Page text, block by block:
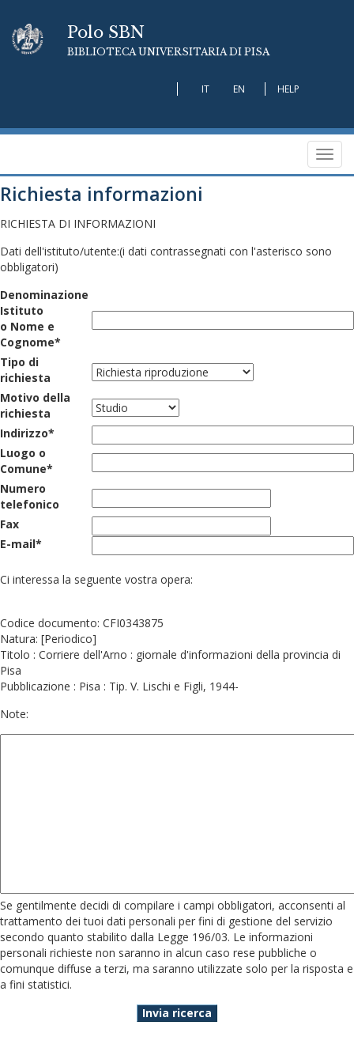
Polo SBN
BIBLIOTECA UNIVERSITARIA DI PISA
IT EN HELP
Richiesta informazioni
RICHIESTA DI INFORMAZIONI
Dati dell'istituto/utente:(i dati contrassegnati con l'asterisco sono
obbligatori)
Denominazione
Istituto
o Nome e
Cognome*
Tipo di
richiesta
Motivo della
richiesta
Indirizzo*
Luogo o
Comune*
Numero
telefonico
Fax
E-mail*
Ci interessa la seguente vostra opera:
Codice documento: CFI0343875
Natura: [Periodico]
Titolo : Corriere dell'Arno : giornale d'informazioni della provincia di
Pisa
Pubblicazione : Pisa : Tip. V. Lischi e Figli, 1944-
Note:
Se gentilmente decidi di compilare i campi obbligatori, acconsenti al
trattamento dei tuoi dati personali per fini di gestione del servizio
secondo quanto stabilito dalla Legge 196/03. Le informazioni
personali richieste non saranno in alcun caso rese pubbliche o
comunque diffuse a terzi, ma saranno utilizzate solo per la risposta e
a fini statistici.